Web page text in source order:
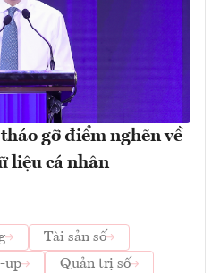
gỡ điểm nghẽn về
liệu cá nhân
Tài sản số
up Quản trị số